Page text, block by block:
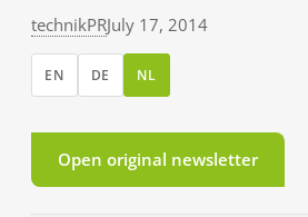
technikPRJuly 17, 2014
EN DE NL
Open original newsletter